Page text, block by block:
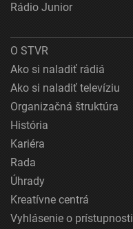
Rádio Junior
O STVR
Ako si naladiť rádiá
Ako si naladiť televíziu
Organizačná štruktúra
História
Kariéra
Rada
Úhrady
Kreatívne centrá
Vyhlásenie o prístupnosti